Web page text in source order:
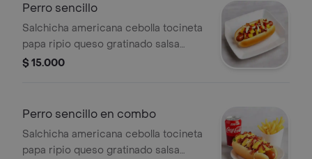
Perro sencillo
Salchicha americana cebolla tocineta
papa ripio queso gratinado salsa
tomate mostaza mayonesa y piña
$ 15.000
Perro sencillo en combo
Salchicha americana cebolla tocineta
papa ripio queso gratinado salsa